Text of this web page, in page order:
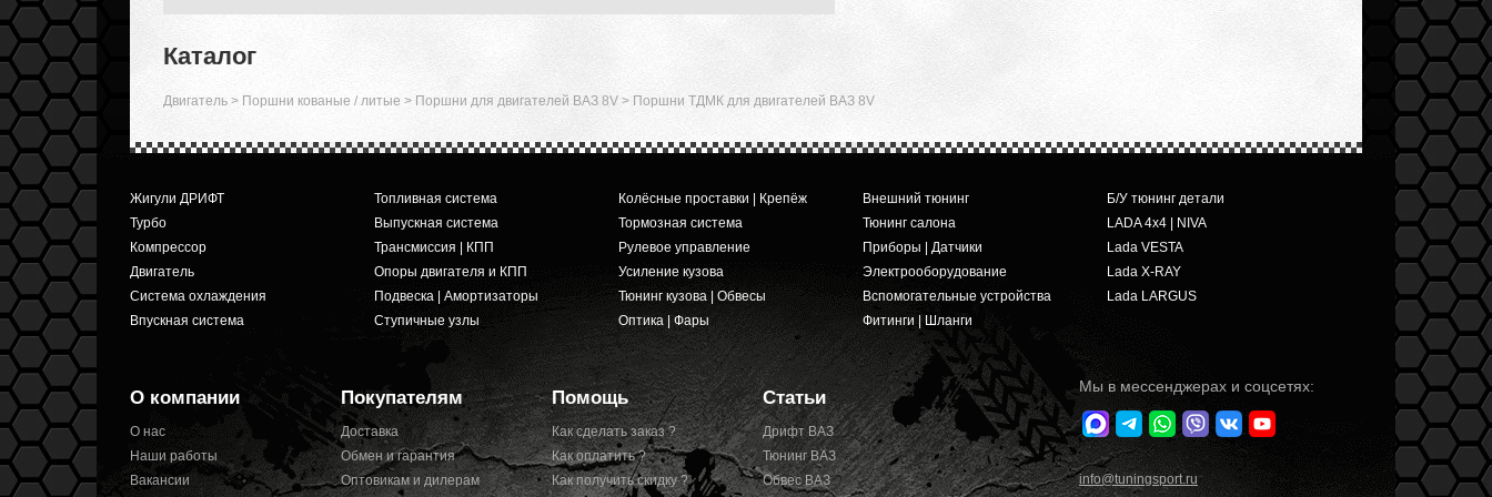
Каталог
Двигатель > Поршни кованые / литые > Поршни для двигателей ВАЗ 8V > Поршни ТДМК для двигателей ВАЗ 8V
Жигули ДРИФТ
Турбо
Компрессор
Двигатель
Система охлаждения
Впускная система
Топливная система
Выпускная система
Трансмиссия | КПП
Опоры двигателя и КПП
Подвеска | Амортизаторы
Ступичные узлы
Колёсные проставки | Крепёж
Тормозная система
Рулевое управление
Усиление кузова
Тюнинг кузова | Обвесы
Оптика | Фары
Внешний тюнинг
Тюнинг салона
Приборы | Датчики
Электрооборудование
Вспомогательные устройства
Фитинги | Шланги
Б/У тюнинг детали
LADA 4x4 | NIVA
Lada VESTA
Lada X-RAY
Lada LARGUS
О компании
О нас
Наши работы
Вакансии
Покупателям
Доставка
Обмен и гарантия
Оптовикам и дилерам
Помощь
Как сделать заказ ?
Как оплатить ?
Как получить скидку ?
Статьи
Дрифт ВАЗ
Тюнинг ВАЗ
Обвес ВАЗ
Мы в мессенджерах и соцсетях:
info@tuningsport.ru